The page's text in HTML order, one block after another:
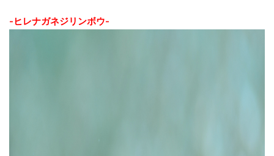
-ヒレナガネジリンボウ-